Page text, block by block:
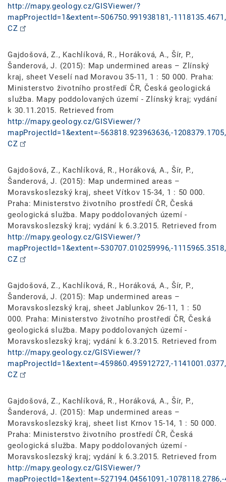
http://mapy.geology.cz/GISViewer/?
mapProjectId=1&extent=-506750.991938181,-
CZ
Gajdošová, Z., Kachlíková, R., Horáková, A., Šír, P.,
Šanderová, J. (2015): Map undermined areas – Zlínský
kraj, sheet Veselí nad Moravou 35-11, 1 : 50 000. Praha:
Ministerstvo životního prostředí ČR, Česká geologická
služba. Mapy poddolovaných území - Zlínský kraj; vydání
k 30.11.2015. Retrieved from
http://mapy.geology.cz/GISViewer/?
mapProjectId=1&extent=-563818.923963636,-
CZ
Gajdošová, Z., Kachlíková, R., Horáková, A., Šír, P.,
Šanderová, J. (2015): Map undermined areas –
Moravskoslezský kraj, sheet Vítkov 15-34, 1 : 50 000.
Praha: Ministerstvo životního prostředí ČR, Česká
geologická služba. Mapy poddolovaných území -
Moravskoslezský kraj; vydání k 6.3.2015. Retrieved from
http://mapy.geology.cz/GISViewer/?
mapProjectId=1&extent=-530707.010259996,-
CZ
Gajdošová, Z., Kachlíková, R., Horáková, A., Šír, P.,
Šanderová, J. (2015): Map undermined areas –
Moravskoslezský kraj, sheet Jablunkov 26-11, 1 : 50
000. Praha: Ministerstvo životního prostředí ČR, Česká
geologická služba. Mapy poddolovaných území -
Moravskoslezský kraj; vydání k 6.3.2015. Retrieved from
http://mapy.geology.cz/GISViewer/?
mapProjectId=1&extent=-459860.495912727,-
CZ
Gajdošová, Z., Kachlíková, R., Horáková, A., Šír, P.,
Šanderová, J. (2015): Map undermined areas –
Moravskoslezský kraj, sheet list Krnov 15-14, 1 : 50 000.
Praha: Ministerstvo životního prostředí ČR, Česká
geologická služba. Mapy poddolovaných území -
Moravskoslezský kraj; vydání k 6.3.2015. Retrieved from
http://mapy.geology.cz/GISViewer/?
mapProjectId=1&extent=-527194.04561091,-